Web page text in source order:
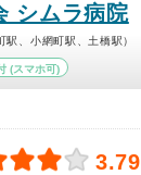
シムラ病院
、小網町駅、土橋駅）
(スマホ可)
3.79